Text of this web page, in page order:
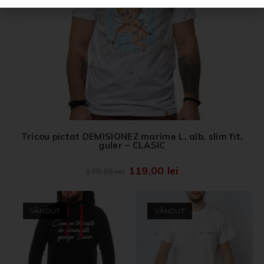
Tricou pictat DEMISIONEZ marime L, alb, slim fit,
guler – CLASIC
119,00 lei
VÂNDUT VÂNDUT